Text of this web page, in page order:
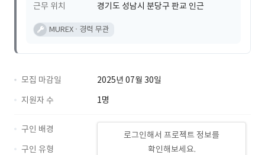
근무 위치
경기도 성남시 분당구 판교 인근
MUREX 경력 무관
모집 마감일
2025년 07월 30일
지원자 수
1명
로그인해서 프로젝트 정보를
확인해보세요.
구인 배경
구인 유형